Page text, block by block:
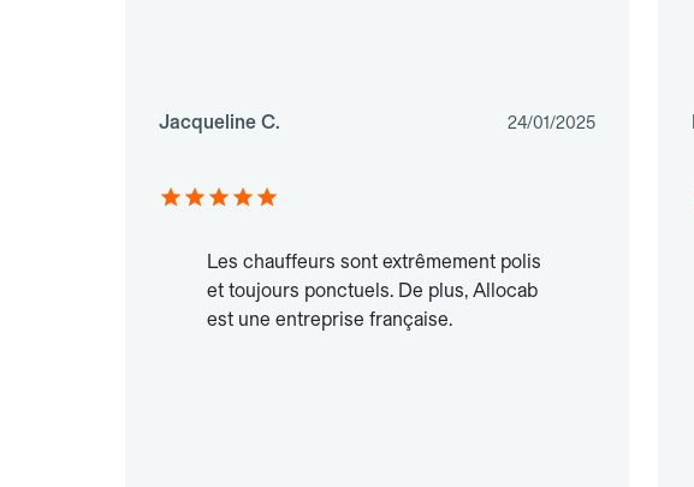
Jacqueline C. 24/01/2025
Les chauffeurs sont extrêmement polis
et toujours ponctuels. De plus, Allocab
est une entreprise française.